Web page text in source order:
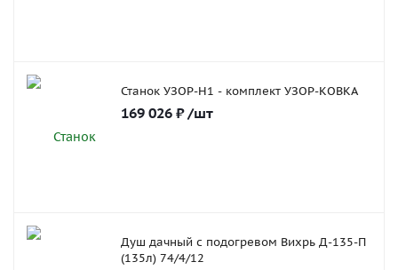
Станок УЗОР-Н1 - комплект УЗОР-КОВКА
169 026 ₽ /шт
Душ дачный с подогревом Вихрь Д-135-П
(135л) 74/4/12